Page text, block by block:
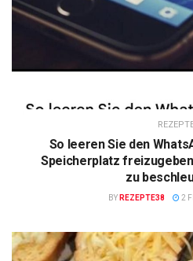
So leeren Sie den
Speicherplatz
zu
BY REZEPTE38 2